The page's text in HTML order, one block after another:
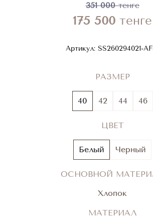
351 000 тенге
175 500 тенге
Артикул:SS260294021-
РАЗМЕР
40 42 44 46
ЦВЕТ
Белый Черный
ОСНОВНОЙ
Хлопок
МАТЕРИАЛ